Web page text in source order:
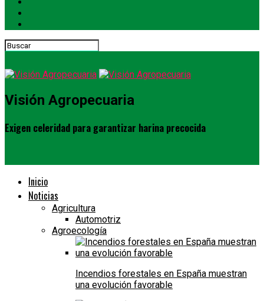
Visión Agropecuaria
Exigen celeridad para garantizar harina precocida
Inicio
Noticias
Agricultura
Automotriz
Agroecología
Incendios forestales en España muestran
una evolución favorable